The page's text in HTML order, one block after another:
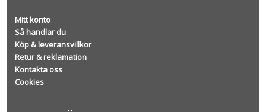
Mitt konto
Så handlar du
Köp & leveransvillkor
Retur & reklamation
Kontakta oss
Cookies